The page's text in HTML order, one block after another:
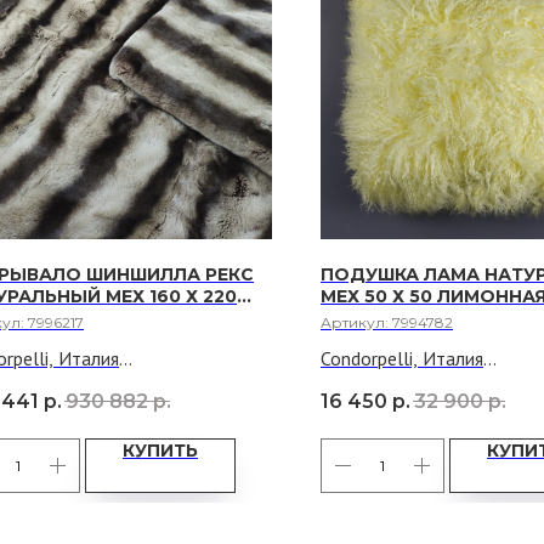
ШИНШИЛЛА РЕКС
МЕХ 160 Х 220
КОРИЧНЕВЫЕ ПОЛОСЫ
7996217
Италия
коричневые тона легко
в любую цветовую гамму
р. 930 882 р.
КУПИТЬ
ПОДУШКА ЛАМА
МЕХ 50 Х 50
Артикул: 7994782
Condorpelli, Италия
оттенок создает
радости и бодрости
16 450 р. 32 900 р.